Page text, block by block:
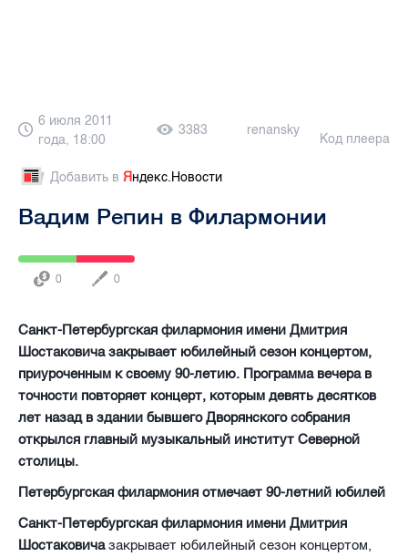
6 июля 2011
года, 18:00
3383 renansky
Код плеера
Добавить в Яндекс.Новости
Вадим Репин в Филармонии
0 0
Санкт-Петербургская филармония имени Дмитрия
Шостаковича закрывает юбилейный сезон концертом,
приуроченным к своему 90-летию. Программа вечера в
точности повторяет концерт, которым девять десятков
лет назад в здании бывшего Дворянского собрания
открылся главный музыкальный институт Северной
столицы.
Петербургская филармония отмечает 90-летний юбилей
Санкт-Петербургская филармония имени Дмитрия
Шостаковичазакрывает юбилейный сезон концертом,